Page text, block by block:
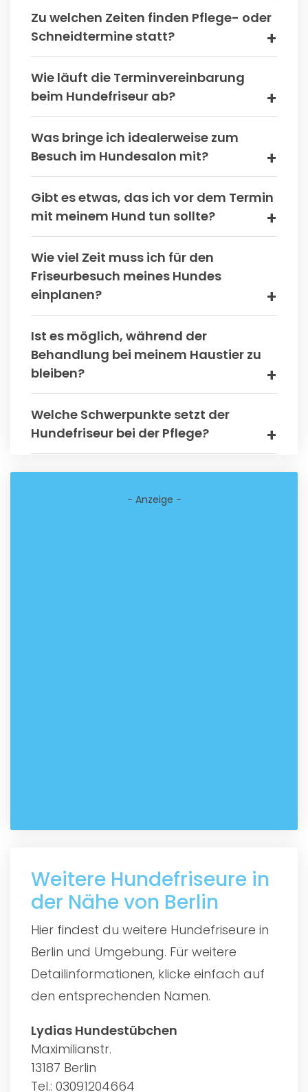
Zu welchen Zeiten finden Pflege- oder
Schneidtermine statt?
Wie läuft die Terminvereinbarung
beim Hundefriseur ab?
Was bringe ich idealerweise zum
Besuch im Hundesalon mit?
Gibt es etwas, das ich vor dem Termin
mit meinem Hund tun sollte?
Wie viel Zeit muss ich für den
Friseurbesuch meines Hundes
einplanen?
Ist es möglich, während der
Behandlung bei meinem Haustier zu
bleiben?
Welche Schwerpunkte setzt der
Hundefriseur bei der Pflege?
- Anzeige -
Weitere Hundefriseure in
der Nähe von Berlin
Hier findest du weitere Hundefriseure in
Berlin und Umgebung. Für weitere
Detailinformationen, klicke einfach auf
den entsprechenden Namen.
Lydias Hundestübchen
Maximilianstr.
13187 Berlin
Tel.: 03091204664